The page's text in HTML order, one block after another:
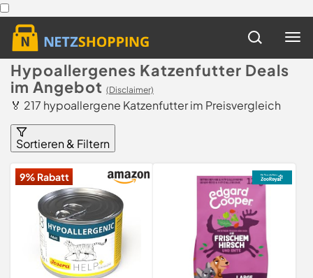
Hypoallergenes Katzenfutter Deals
im Angebot (Disclaimer)
🏅 217 hypoallergene Katzenfutter im Preisvergleich
Sortieren & Filtern
9% Rabatt